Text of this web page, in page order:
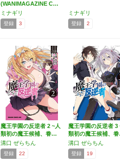
(WANIMAGAZINE C…
ミナギリ
登録 3
ミナギリ
登録 2
魔王学園の反逆者 2 ~人
類初の魔王候補、眷…
溝口 ぜらちん
登録 22
魔王学園の反逆者 3
類初の魔王候補、
溝口 ぜらちん
登録 19